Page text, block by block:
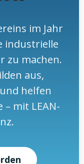
im Jahr
industrielle
zu machen.
aus,
helfen
mit LEAN-